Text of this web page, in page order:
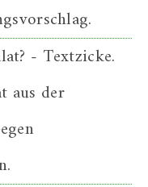
- Textzicke.
aus der